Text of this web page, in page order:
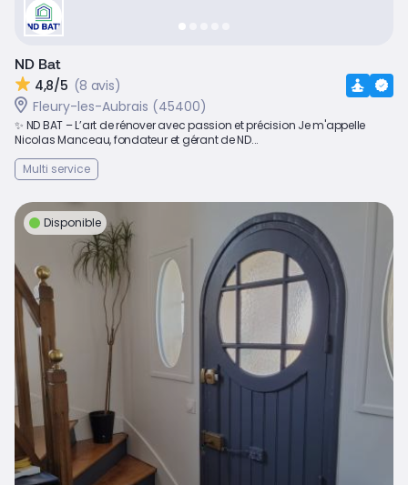
ND Bat
4,8/5 (8 avis)
Fleury-les-Aubrais (45400)
✨ ND BAT – L’art de rénover avec passion et précision Je m'appelle
Nicolas Manceau, fondateur et gérant de ND...
Multi service
Disponible